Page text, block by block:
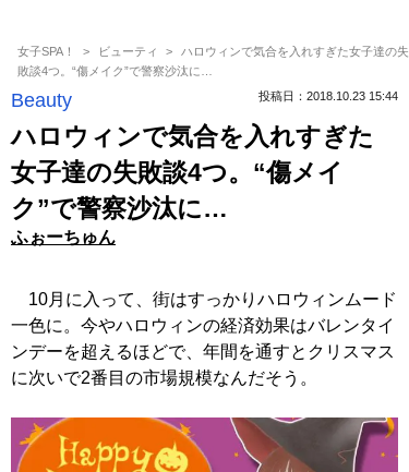
女子SPA！ ビューティ
ハロウィンで気合を入れすぎた女子達の失
敗談4つ。“傷メイク”で警察沙汰に…
Beauty 投稿日：2018.10.23 15:44
ハロウィンで気合を入れすぎた
女子達の失敗談4つ。“傷メイ
ク”で警察沙汰に…
ふぉーちゅん
10月に入って、街はすっかりハロウィンムード
一色に。今やハロウィンの経済効果はバレンタイ
ンデーを超えるほどで、年間を通すとクリスマス
に次いで2番目の市場規模なんだそう。